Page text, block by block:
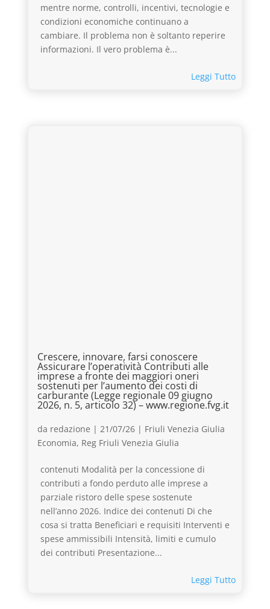
mentre norme, controlli, incentivi, tecnologie e
condizioni economiche continuano a
cambiare. Il problema non è soltanto reperire
informazioni. Il vero problema è...
Leggi Tutto
Crescere, innovare, farsi conoscere
Assicurare l’operatività Contributi alle
imprese a fronte dei maggiori oneri
sostenuti per l’aumento dei costi di
carburante (Legge regionale 09 giugno
2026, n. 5, articolo 32) – www.regione.fvg.it
da redazione | 21/07/26| Friuli Venezia Giulia
Economia, Reg Friuli Venezia Giulia
contenuti Modalità per la concessione di
contributi a fondo perduto alle imprese a
parziale ristoro delle spese sostenute
nell’anno 2026. Indice dei contenuti Di che
cosa si tratta Beneficiari e requisiti Interventi e
spese ammissibili Intensità, limiti e cumulo
dei contributi Presentazione...
Leggi Tutto